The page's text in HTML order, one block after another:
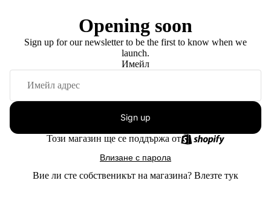
Opening soon
Sign up for our newsletter to be the first to know when we
launch.
Имейл
Sign up
Този магазин ще се поддържа от
Влизане с парола
Вие ли сте собственикът на магазина? Влезте тук